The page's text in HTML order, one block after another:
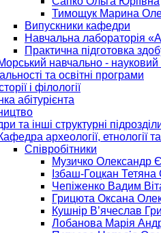
Тимощук Марина
Випускники кафедри
Навчальна лабораторія
Практична підготовка
навчально -
та освітні програми
і філології
абітурієнта
та інші структурні
археології, етнології та
Співробітники
Музичко Олександр
Ізбаш-Гоцкан
Чепіженко Вадим
Грицюта Оксана
Кушнір В’ячеслав
Лобанова Марія